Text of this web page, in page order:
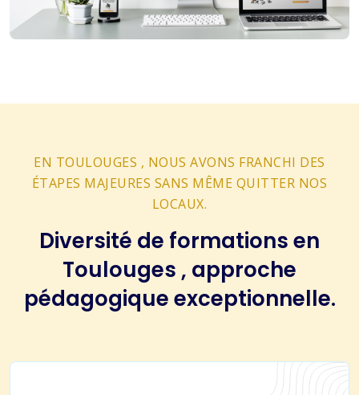
EN TOULOUGES , NOUS AVONS FRANCHI DES
ÉTAPES MAJEURES SANS MÊME QUITTER NOS
LOCAUX.
Diversité de formations en
Toulouges , approche
pédagogique exceptionnelle.